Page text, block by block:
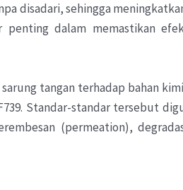
disadari, sehingga
penting dalam memastikan
tangan terhadap bahan
Standar-standar tersebut
(permeation),